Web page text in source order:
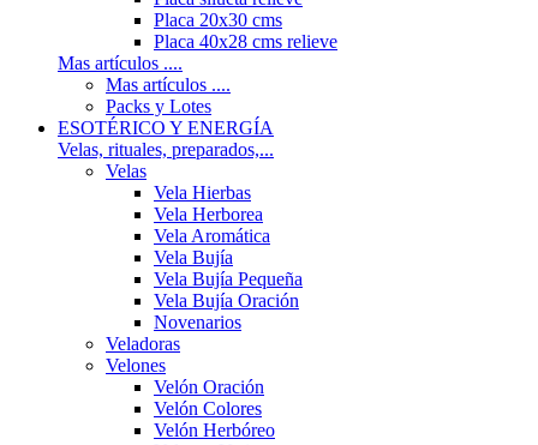
Placa 20x30 cms
Placa 40x28 cms relieve
Mas artículos ....
Mas artículos ....
Packs y Lotes
ESOTÉRICO Y ENERGÍA
Velas, rituales, preparados,...
Velas
Vela Hierbas
Vela Herborea
Vela Aromática
Vela Bujía
Vela Bujía Pequeña
Vela Bujía Oración
Novenarios
Veladoras
Velones
Velón Oración
Velón Colores
Velón Herbóreo